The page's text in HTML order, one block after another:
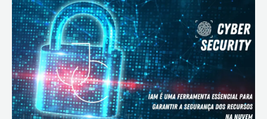
Desenvolvimento,
Segurança
e
Operações